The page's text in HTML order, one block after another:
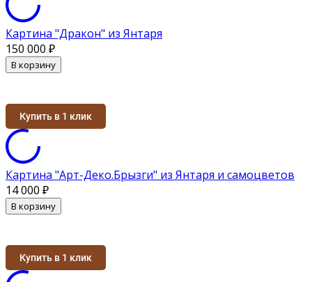
Картина "Дракон" из Янтаря
150 000 ₽
В корзину
Купить в 1 клик
Картина "Арт-Деко.Брызги" из Янтаря и самоцветов
14 000 ₽
В корзину
Купить в 1 клик